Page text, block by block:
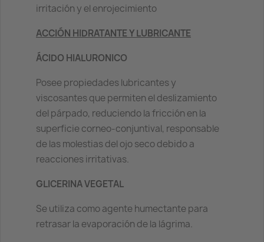
irritación y el enrojecimiento
ACCIÓN HIDRATANTE Y LUBRICANTE
ÁCIDO HIALURONICO
Posee propiedades lubricantes y
viscosantes que permiten el deslizamiento
del párpado, reduciendo la fricción en la
superficie corneo-conjuntival, responsable
de las molestias del ojo seco debido a
reacciones irritativas.
GLICERINA VEGETAL
Se utiliza como agente humectante para
retrasar la evaporación de la lágrima.